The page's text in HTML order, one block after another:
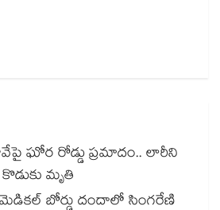
ఘోర రోడ్డు ప్రమాదం.. లారీని
మృతి
మెడికల్ బోర్డు దందాలో సింగరేణి